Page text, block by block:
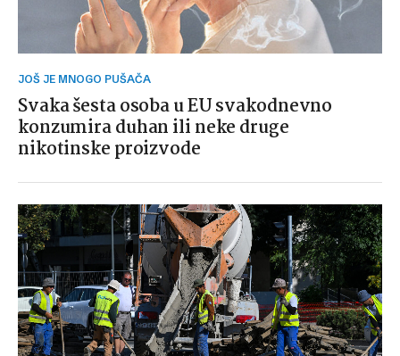
JOŠ JE MNOGO PUŠAČA
Svaka šesta osoba u EU svakodnevno
konzumira duhan ili neke druge
nikotinske proizvode